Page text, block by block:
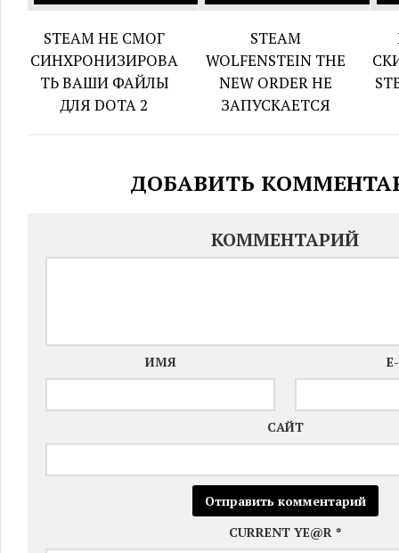
STEAM НЕ СМОГ
СИНХРОНИЗИРОВА
ТЬ ВАШИ ФАЙЛЫ
ДЛЯ DOTA 2
STEAM
WOLFENSTEIN THE
NEW ORDER НЕ
ЗАПУСКАЕТСЯ
ДОБАВИТЬ
КОММЕНТАРИЙ
ИМЯ
САЙТ
CURRENT YE@R *